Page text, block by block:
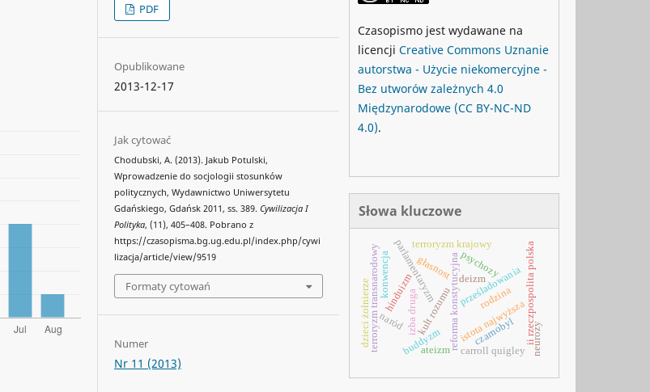
PDF
Opublikowane
2013-12-17
Jak cytować
Chodubski, A. (2013). Jakub Potulski,
Wprowadzenie do socjologii stosunków
politycznych, Wydawnictwo Uniwersytetu
Gdańskiego, Gdańsk 2011, ss. 389.Cywilizacja I
Polityka, (11), 405–408. Pobrano z
https://czasopisma.bg.ug.edu.pl/index.php/cywi
lizacja/article/view/9519
Formaty cytowań
Numer
Nr 11 (2013)
Czasopismo jest wydawane na
licencji Creative Commons Uznanie
autorstwa - Użycie niekomercyjne -
Bez utworów zależnych 4.0
Międzynarodowe (CC BY-NC-ND
4.0).
Słowa kluczowe
rodzina
reforma konstytucyjnaistota najwyższa
kult rozumu ii rzeczpospolita polska
izba druga
parlamentaryzm prześladowania
hinduizm
buddyzm
terroryzm transnarodowy terroryzm krajowy
czarnobyl
konwencja deizm
głasnost
neurozy
psychozy
carroll quigley
ateizm
dzieci żołnierze naród